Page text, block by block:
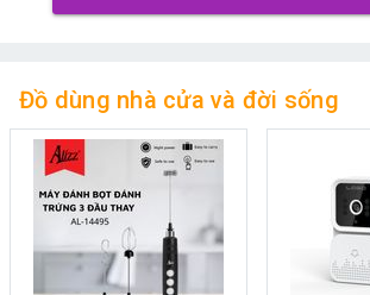
Đồ dùng nhà cửa và đời sống